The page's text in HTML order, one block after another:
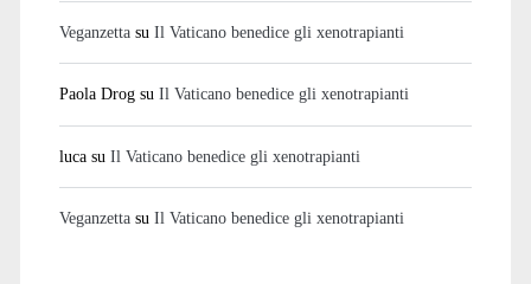
Veganzettasu Il Vaticano benedice gli xenotrapianti
Paola Drogsu Il Vaticano benedice gli xenotrapianti
lucasu Il Vaticano benedice gli xenotrapianti
Veganzettasu Il Vaticano benedice gli xenotrapianti